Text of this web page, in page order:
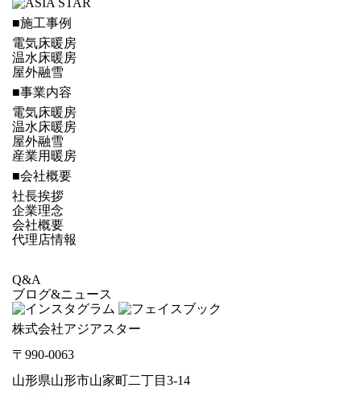
■施工事例
電気床暖房
温水床暖房
屋外融雪
■事業内容
電気床暖房
温水床暖房
屋外融雪
産業用暖房
■会社概要
社長挨拶
企業理念
会社概要
代理店情報
Q&A
ブログ&ニュース
株式会社アジアスター
〒990-0063
山形県山形市山家町二丁目3-14